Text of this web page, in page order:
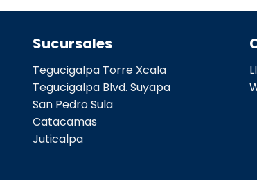
Sucursales
Tegucigalpa Torre Xcala
Tegucigalpa Blvd. Suyapa
San Pedro Sula
Catacamas
Juticalpa